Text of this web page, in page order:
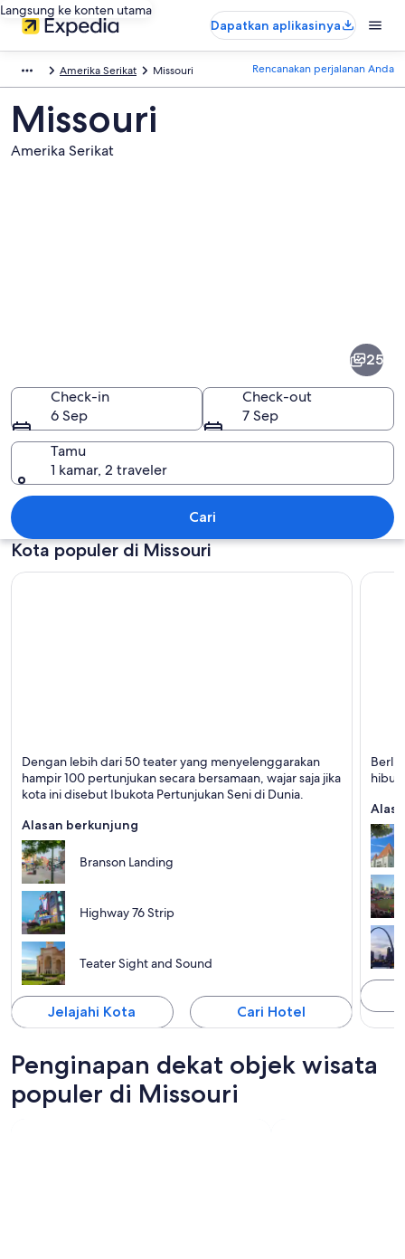
Langsung ke konten utama
Dapatkan aplikasinya
Amerika Serikat Missouri Rencanakan perjalanan Anda
Missouri
Amerika Serikat
25
Check-in
6 Sep
Check-out
7 Sep
Tamu
1 kamar, 2 traveler
Cari
Kota populer di Missouri
Terkenal dengan Hiburan, Belanja, dan Danau
Dengan lebih dari 50 teater yang menyelenggarakan
hampir 100 pertunjukan secara bersamaan, wajar saja jika
kota ini disebut Ibukota Pertunjukan Seni di Dunia.
Alasan berkunjung
Branson Landing
Highway 76 Strip
Teater Sight and Sound
Jelajahi Kota Cari Hotel
Penginapan dekat objek wisata
populer di Missouri